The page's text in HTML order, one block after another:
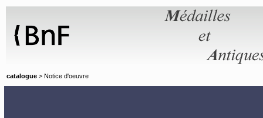
catalogue > Notice d'oeuvre